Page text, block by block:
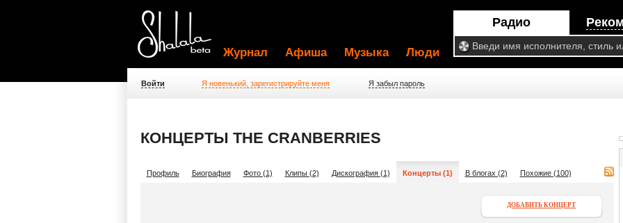
Радио
Журнал Афиша Музыка Люди
Войти Я новенький, зарегистрируйте меня Я забыл пароль
КОНЦЕРТЫ THE CRANBERRIES
Профиль Биография Фото (1) Клипы (2) Дискография (1) Концерты (1) В блогах (2) Похожие (100)
ДОБАВИТЬ КОНЦЕРТ